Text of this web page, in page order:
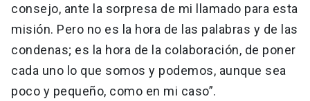
consejo, ante la sorpresa de mi llamado para esta
misión. Pero no es la hora de las palabras y de las
condenas; es la hora de la colaboración, de poner
cada uno lo que somos y podemos, aunque sea
poco y pequeño, como en mi caso”.